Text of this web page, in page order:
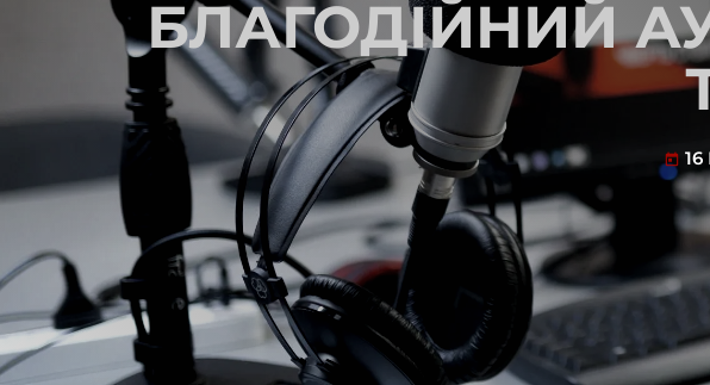
БЛАГОДІЙНИЙ
today